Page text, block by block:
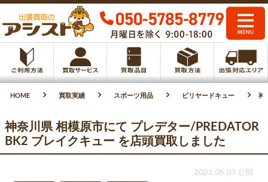
HOME 買取実績 スポーツ用品 ビリヤードキュー 神
神奈川県 相模原市にて プレデター/PREDATOR
BK2 ブレイクキュー を店頭買取しました
2021.05.03 公開